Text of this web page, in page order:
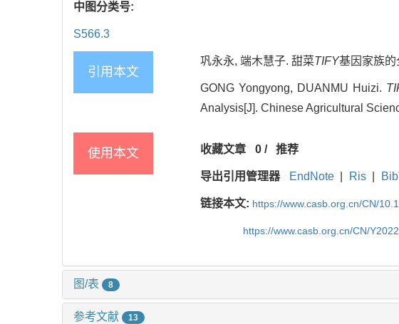
中图分类号:
S566.3
引用本文
巩永永, 端木慧子. 甜菜TIFY基因家族的
GONG Yongyong, DUANMU Huizi.
Analysis[J]. Chinese Agricultural
使用本文 收藏文章 0/ 推荐
导出引用管理器 EndNote Ris
链接本文: https://www.casb.org.cn/CN/
https://www.casb.org.cn/CN/
图/表 8
参考文献 13